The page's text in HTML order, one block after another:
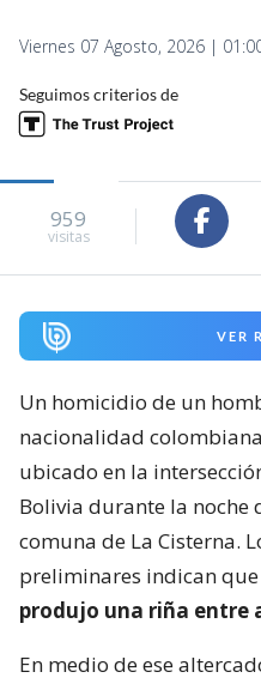
Viernes 07 Agosto, 2026 |
Seguimos criterios de
959
visitas
VER
Un homicidio de un
nacionalidad
ubicado en la
Bolivia durante la noche
comuna de La Cisterna.
preliminares indican que
produjo una riña entre
En medio de ese